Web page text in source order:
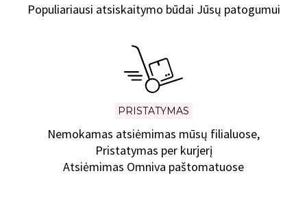
Populiariausi atsiskaitymo būdai Jūsų patogumui
PRISTATYMAS
Nemokamas atsiėmimas mūsų filialuose,
Pristatymas per kurjerį
Atsiėmimas Omniva paštomatuose